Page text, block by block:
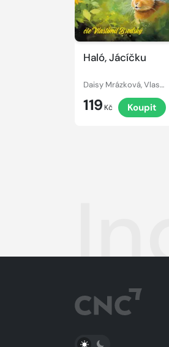
Haló, Jácíčku
Daisy Mrázková, Vlastimil Brodský
119 Kč Koupit
PŘEPNOUT SVĚTLÝ/TMAVÝ